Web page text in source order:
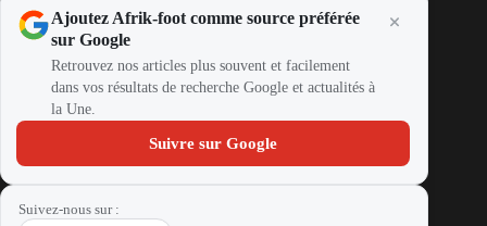
Ajoutez Afrik-foot comme source préférée
sur Google
Retrouvez nos articles plus souvent et facilement
dans vos résultats de recherche Google et actualités à
la Une.
Suivre sur Google
Suivez-nous sur :